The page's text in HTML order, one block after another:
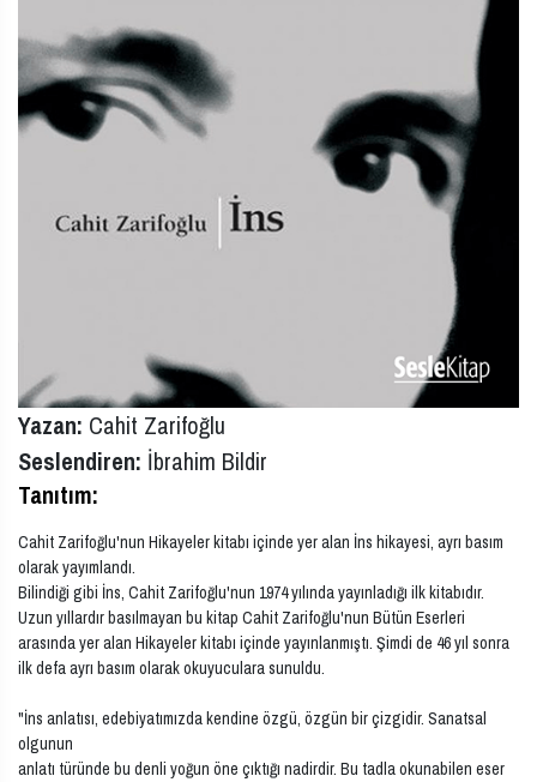
Yazan: Cahit Zarifoğlu
Seslendiren: İbrahim Bildir
Tanıtım:
Cahit Zarifoğlu'nun Hikayeler kitabı içinde yer alan İns hikayesi, ayrı basım
olarak yayımlandı.
Bilindiği gibi İns, Cahit Zarifoğlu'nun 1974 yılında yayınladığı ilk kitabıdır.
Uzun yıllardır basılmayan bu kitap Cahit Zarifoğlu'nun Bütün Eserleri
arasında yer alan Hikayeler kitabı içinde yayınlanmıştı. Şimdi de 46 yıl sonra
ilk defa ayrı basım olarak okuyuculara sunuldu.
"İns anlatısı, edebiyatımızda kendine özgü, özgün bir çizgidir. Sanatsal
olgunun
anlatı türünde bu denli yoğun öne çıktığı nadirdir. Bu tadla okunabilen eser